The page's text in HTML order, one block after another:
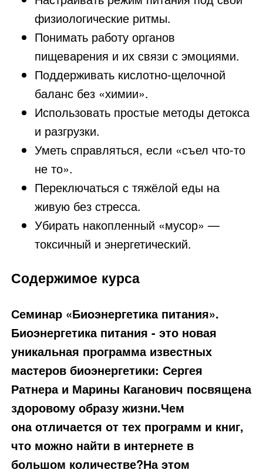
физиологические ритмы.
Понимать работу органов
пищеварения и их связи с эмоциями.
Поддерживать кислотно-щелочной
баланс без «химии».
Использовать простые методы детокса
и разгрузки.
Уметь справляться, если «съел что-то
не то».
Переключаться с тяжёлой еды на
живую без стресса.
Убирать накопленный «мусор» —
токсичный и энергетический.
Содержимое курса
Семинар «Биоэнергетика питания».
Биоэнергетика питания - это новая
уникальная программа известных
мастеров биоэнергетики: Сергея
Ратнера и Марины Каганович посвящена
здоровому образу жизни.Чем
она отличается от тех программ и книг,
что можно найти в интернете в
большом количестве?На этом